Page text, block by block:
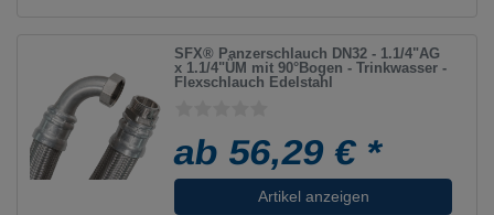
SFX® Panzerschlauch DN32 - 1.1/4"AG
x 1.1/4"ÜM mit 90°Bogen - Trinkwasser -
Flexschlauch Edelstahl
ab 56,29 € *
Artikel anzeigen